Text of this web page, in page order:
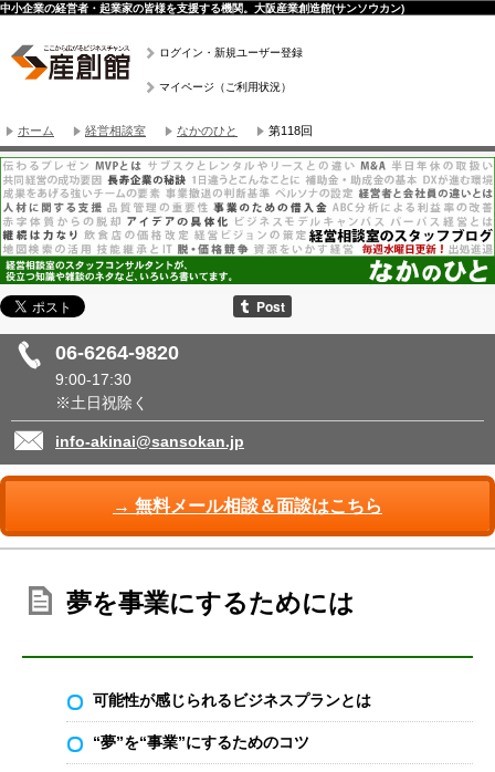
中小企業の経営者・起業家の皆様を支援する機関。大阪産業創造館(サンソウカン)
ログイン・新規ユーザー登録
マイページ（ご利用状況）
ホーム 経営相談室 なかのひと 第118回
06-6264-9820
9:00-17:30
※土日祝除く
info-akinai@sansokan.jp
→ 無料メール相談＆面談はこちら
夢を事業にするためには
可能性が感じられるビジネスプランとは
“夢”を“事業”にするためのコツ